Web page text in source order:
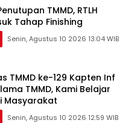
TMMD, RTLH
Tahap Finishing
Senin, Agustus 10 2026 13:04 WIB
TMMD ke-129 Kapten Inf
TMMD, Kami Belajar
Masyarakat
Senin, Agustus 10 2026 12:59 WIB